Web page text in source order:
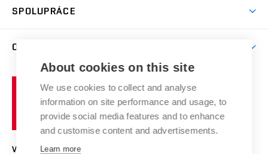
Den otevřených dveří
Studijní programy
Pro prváky
Knihovna
Studium a stáže v zahraničí
Pracovní nabídky
Den chemie
Chemici z VUT
Výzkumné skupiny
Výsledky VaV
Projekty
Úspěchy a ocenění
Konference a soutěže
Kvalifikační řízení
SPOLUPRÁCE
Fórum Chemistry and Life
Střední školy a FCH
Popularizace vědy
O FAKULTĚ
Organizační struktura
Historie fakulty
Kalendář akcí
Fotogalerie
Vysoké
učení
technické
v
VYSOKÉ UČENÍ TECHNICKÉ V BRNĚ
About cookies on this site
We use cookies to collect and analyse
information on site performance and usage, to
provide social media features and to enhance
and customise content and advertisements.
Learn more